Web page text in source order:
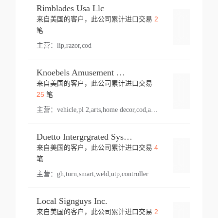
Rimblades Usa Llc
来自美国的客户，此公司累计进口交易 2
笔
主营： lip,razor,cod
Knoebels Amusement Resort
来自美国的客户，此公司累计进口交易
25笔
主营： vehicle,pl 2,arts,home decor,cod,amusement ride,sea
Duetto Intergrgrated Systems Inc.
来自美国的客户，此公司累计进口交易 4
笔
主营： gh,turn,smart,weld,utp,controller
Local Signguys Inc.
来自美国的客户，此公司累计进口交易 2